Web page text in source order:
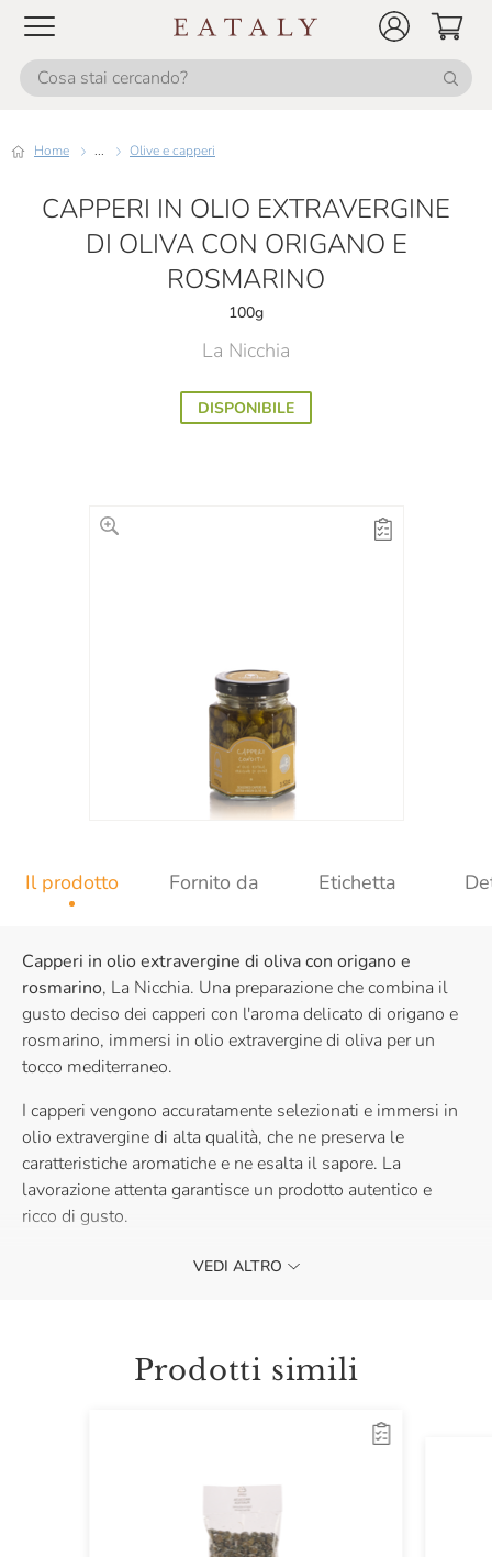
Home ... Olive e capperi
CAPPERI IN OLIO EXTRAVERGINE
DI OLIVA CON ORIGANO E
ROSMARINO
100g
La Nicchia
DISPONIBILE
Il prodotto Fornito da Etichetta
Capperi in olio extravergine di oliva con origano e
rosmarino, La Nicchia. Una preparazione che combina il
gusto deciso dei capperi con l'aroma delicato di origano e
rosmarino, immersi in olio extravergine di oliva per un
tocco mediterraneo.
I capperi vengono accuratamente selezionati e immersi in
olio extravergine di alta qualità, che ne preserva le
caratteristiche aromatiche e ne esalta il sapore. La
lavorazione attenta garantisce un prodotto autentico e
ricco di gusto.
Ideali per arricchire insalate, guarnire piatti a base di pesce
VEDI ALTRO
Prodotti simili